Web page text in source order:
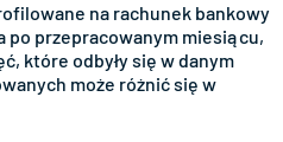
na rachunek bankowy
po przepracowanym miesiącu,
które odbyły się w danym
może różnić się w